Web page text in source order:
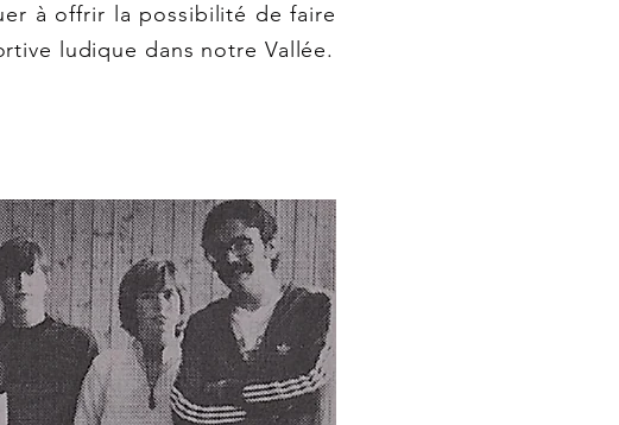
à offrir la possibilité de faire
ludique dans notre Vallée.